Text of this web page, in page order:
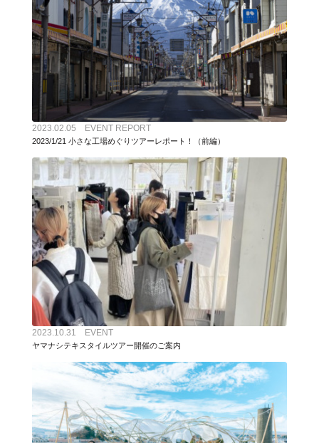
2023.02.05 EVENT REPORT
2023/1/21 小さな工場めぐりツアーレポート！（前編）
2023.10.31 EVENT
ヤマナシテキスタイルツアー開催のご案内